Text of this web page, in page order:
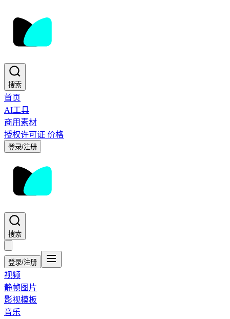
搜索
首页
AI工具
商用素材
授权许可证 价格
登录/注册
搜索
登录/注册
视频
静帧图片
影视模板
音乐